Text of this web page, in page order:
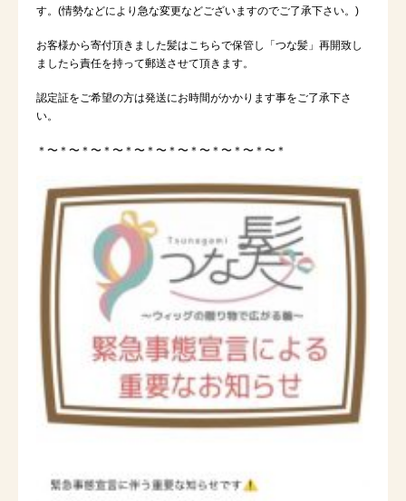
す。(情勢などにより急な変更などございますのでご了承下さい。)
お客様から寄付頂きました髪はこちらで保管し「つな髪」再開致し
ましたら責任を持って郵送させて頂きます。
認定証をご希望の方は発送にお時間がかかります事をご了承下さ
い。
＊〜＊〜＊〜＊〜＊〜＊〜＊〜＊〜＊〜＊〜＊〜＊